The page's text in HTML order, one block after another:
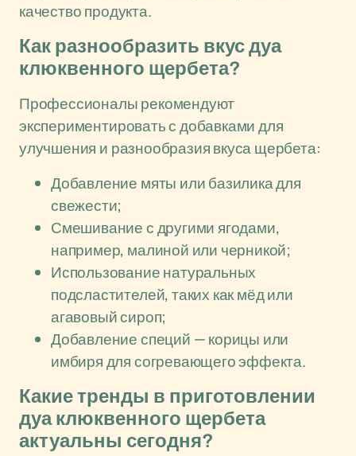
качество продукта.
Как разнообразить вкус дуа
клюквенного щербета?
Профессионалы рекомендуют
экспериментировать с добавками для
улучшения и разнообразия вкуса щербета:
Добавление мяты или базилика для
свежести;
Смешивание с другими ягодами,
например, малиной или черникой;
Использование натуральных
подсластителей, таких как мёд или
агавовый сироп;
Добавление специй — корицы или
имбиря для согревающего эффекта.
Какие тренды в приготовлении
дуа клюквенного щербета
актуальны сегодня?